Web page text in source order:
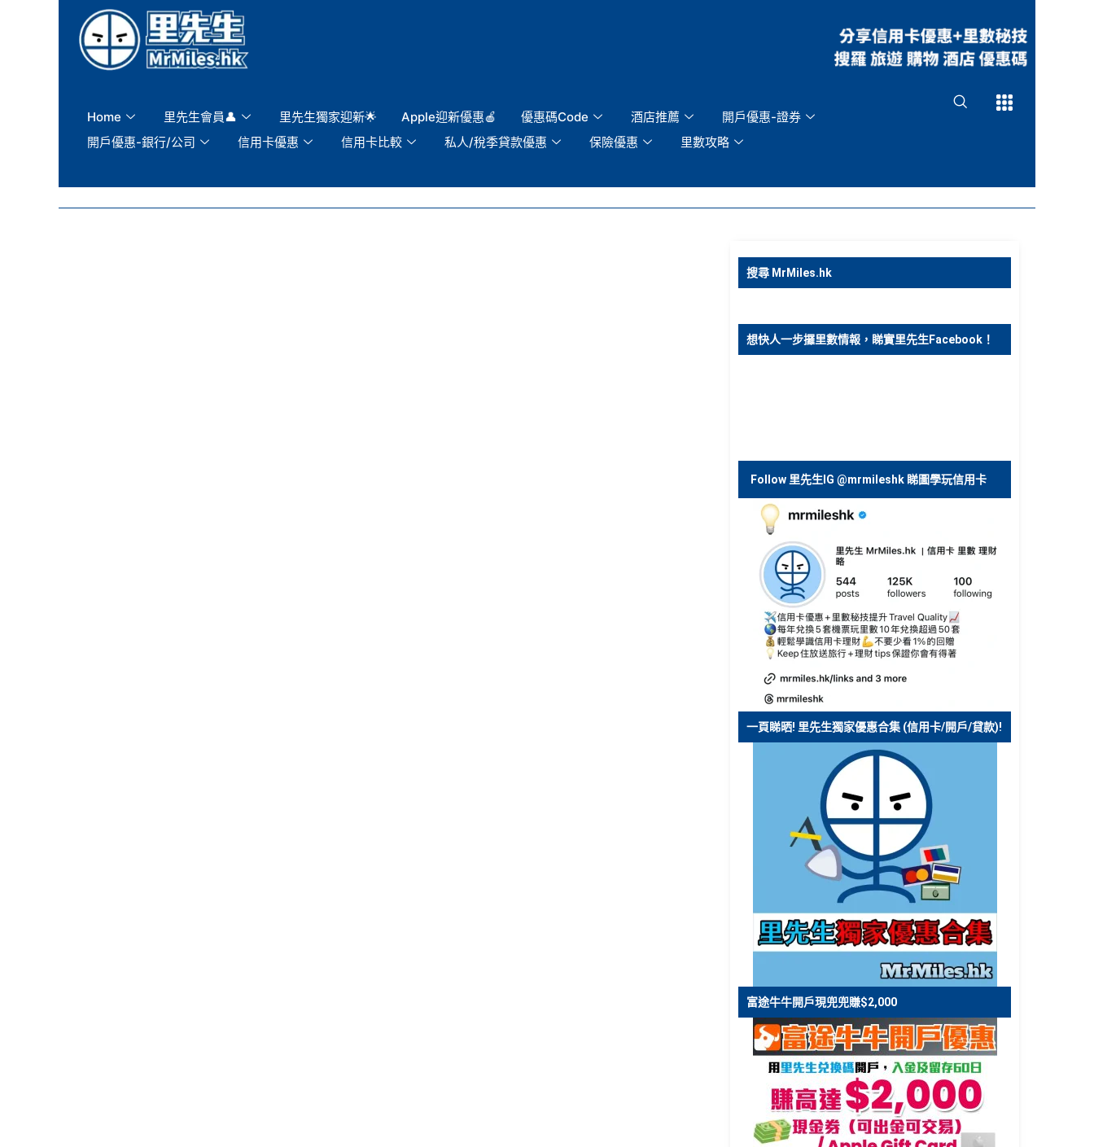
Home 里先生會員👤 里先生獨家迎新🌟 Apple迎新優惠🍎 優惠碼Code 酒店推薦
開戶優惠-證券
開戶優惠-銀行/公司
信用卡優惠 信用卡比較 私人/稅季貸款優惠 保險優惠 里數攻略
Open
搜尋 MrMiles.hk
想快人一步攞里數情報，睇實里先生Facebook！
Follow 里先生IG @mrmileshk 睇圖學玩信用卡
一頁睇晒! 里先生獨家優惠合集 (信用卡/開戶/貸款)!
富途牛牛開戶現兜兜賺$2,000